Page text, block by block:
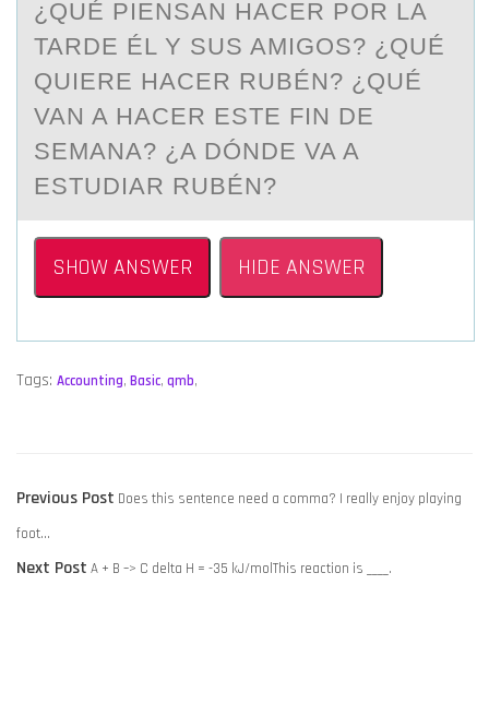
¿QUÉ PIENSAN HACER POR LA
TARDE ÉL Y SUS AMIGOS? ¿QUÉ
QUIERE HACER RUBÉN? ¿QUÉ
VAN A HACER ESTE FIN DE
SEMANA? ¿A DÓNDE VA A
ESTUDIAR RUBÉN?
SHOW ANSWER HIDE ANSWER
Tags: Accounting, Basic, qmb,
POST
NAVIGATION
Previous Post Previous
Does this sentence need a comma? I really enjoy playing
foot…
Next PostNext
A + B –> C delta H = -35 kJ/molThis reaction is ____.